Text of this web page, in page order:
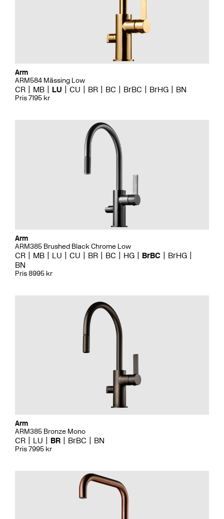
Arm
ARM584 Mässing Low
CR MB LU CU BR BC BrBC BrHG BN
Pris 7195 kr
Arm
ARM385 Brushed Black Chrome Low
CR MB LU CU BR BC HG BrBC
BrHG
BN
Pris 8995 kr
Arm
ARM385 Bronze Mono
CR LU BR BrBC BN
Pris 7995 kr